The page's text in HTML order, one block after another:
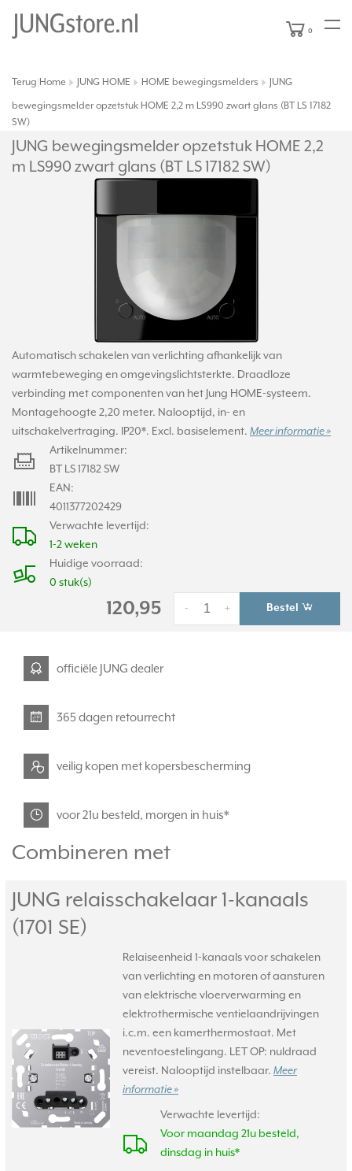
0
Terug Home JUNG HOME HOME bewegingsmelders
JUNG
bewegingsmelder opzetstuk HOME 2,2 m LS990 zwart glans (BT LS 17182
SW)
JUNG bewegingsmelder opzetstuk HOME 2,2
m LS990 zwart glans (BT LS 17182 SW)
Automatisch schakelen van verlichting afhankelijk van
warmtebeweging en omgevingslichtsterkte. Draadloze
verbinding met componenten van het Jung HOME-systeem.
Montagehoogte 2,20 meter. Nalooptijd, in- en
uitschakelvertraging. IP20*. Excl. basiselement. Meer informatie »
Verwachte levertijd:
1-2 weken
Huidige voorraad:
0 stuk(s)
Artikelnummer:
BT LS 17182 SW
EAN:
4011377202429
120,95 +
- Bestel
officiële JUNG dealer
365 dagen retourrecht
veilig kopen met kopersbescherming
voor 21u besteld, morgen in huis*
Combineren met
JUNG relaisschakelaar 1-kanaals
(1701 SE)
Relaiseenheid 1-kanaals voor schakelen
van verlichting en motoren of aansturen
van elektrische vloerverwarming en
elektrothermische ventielaandrijvingen
i.c.m. een kamerthermostaat. Met
neventoestelingang. LET OP: nuldraad
vereist. Nalooptijd instelbaar. Meer
informatie »
Verwachte levertijd:
Voor maandag 21u besteld,
dinsdag in huis*